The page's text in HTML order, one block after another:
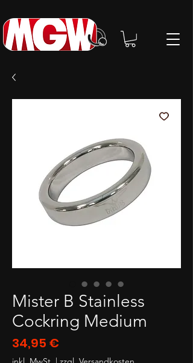
Mister B Stainless
Cockring Medium
34,95 €